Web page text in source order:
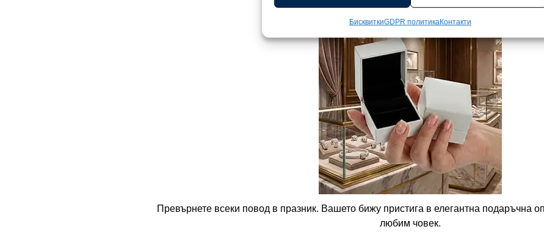
БисквиткиGDPR политикаКонтакти
Превърнете всеки повод в празник. Вашето бижу пристига в елегантна подаръчна
любим човек.